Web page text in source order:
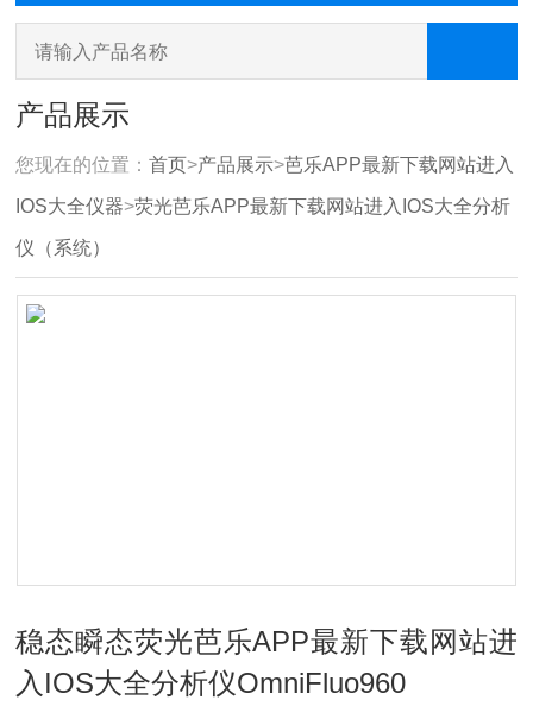
产品展示
您现在的位置：首页>产品展示>芭乐APP最新下载网站进入
IOS大全仪器>荧光芭乐APP最新下载网站进入IOS大全分析
仪（系统）
稳态瞬态荧光芭乐APP最新下载网站进
入IOS大全分析仪OmniFluo960